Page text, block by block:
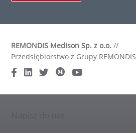
REMONDIS Medison Sp. z o.o. //
Przedsiębiorstwo z Grupy REMONDIS